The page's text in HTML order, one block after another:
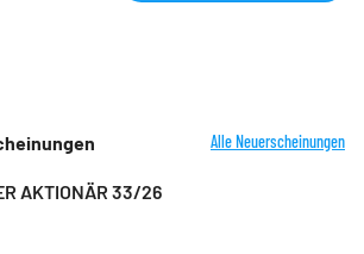
Alle Neuerscheinungen
AKTIONÄR 33/26